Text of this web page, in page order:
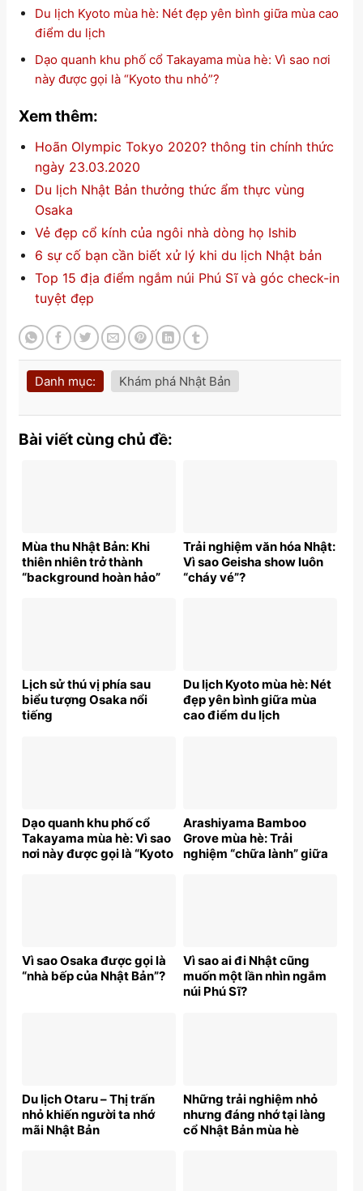
Du lịch Kyoto mùa hè: Nét đẹp yên bình giữa mùa cao
điểm du lịch
Dạo quanh khu phố cổ Takayama mùa hè: Vì sao nơi
này được gọi là “Kyoto thu nhỏ”?
Xem thêm:
Hoãn Olympic Tokyo 2020? thông tin chính thức
ngày 23.03.2020
Du lịch Nhật Bản thưởng thức ẩm thực vùng
Osaka
Vẻ đẹp cổ kính của ngôi nhà dòng họ Ishib
6 sự cố bạn cần biết xử lý khi du lịch Nhật bản
Top 15 địa điểm ngắm núi Phú Sĩ và góc check-in
tuyệt đẹp
Danh mục: Khám phá Nhật Bản
Bài viết cùng chủ đề:
Mùa thu Nhật Bản: Khi
thiên nhiên trở thành
“background hoàn hảo”
Trải nghiệm văn hóa Nhật:
Vì sao Geisha show luôn
“cháy vé”?
Lịch sử thú vị phía sau
biểu tượng Osaka nổi
tiếng
Du lịch Kyoto mùa hè: Nét
đẹp yên bình giữa mùa
cao điểm du lịch
Dạo quanh khu phố cổ
Takayama mùa hè: Vì sao
nơi này được gọi là “Kyoto
Arashiyama Bamboo
Grove mùa hè: Trải
nghiệm “chữa lành” giữa
Vì sao Osaka được gọi là
“nhà bếp của Nhật Bản”?
Vì sao ai đi Nhật cũng
muốn một lần nhìn ngắm
núi Phú Sĩ?
Du lịch Otaru – Thị trấn
nhỏ khiến người ta nhớ
mãi Nhật Bản
Những trải nghiệm nhỏ
nhưng đáng nhớ tại làng
cổ Nhật Bản mùa hè